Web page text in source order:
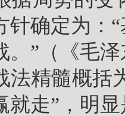
针确定为：
。”（《毛
法精髓概括
就走”，明